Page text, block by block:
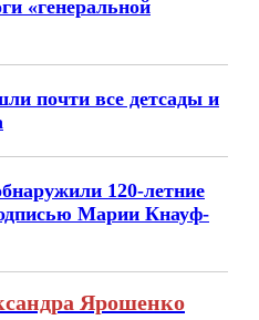
«генеральной
почти все детсады и
120-летние
Марии Кнауф-
Ярошенко